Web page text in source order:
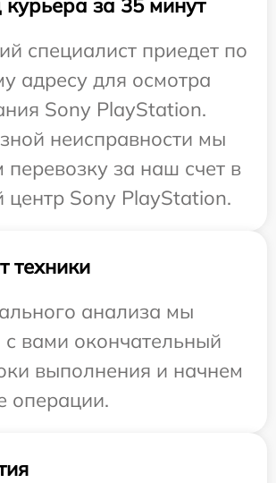
курьера за 35 минут
специалист приедет по
адресу для осмотра
Sony PlayStation.
неисправности мы
перевозку за наш счет в
центр Sony PlayStation.
техники
анализа мы
с вами окончательный
выполнения и начнем
операции.